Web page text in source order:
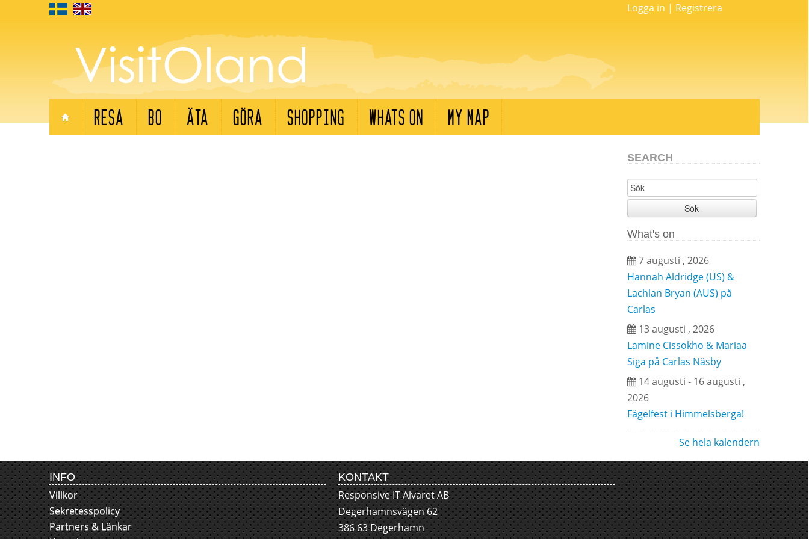
Logga in | Registrera
RESA BO ÄTA GÖRA SHOPPING WHATS ON MY MAP
SEARCH
Sök
What's on
7 augusti , 2026
Hannah Aldridge (US) &
Lachlan Bryan (AUS) på
Carlas
13 augusti , 2026
Lamine Cissokho & Mariaa
Siga på Carlas Näsby
14 augusti - 16 augusti ,
2026
Fågelfest i Himmelsberga!
Se hela kalendern
INFO
Villkor
Sekretesspolicy
Partners & Länkar
KONTAKT
Responsive IT Alvaret AB
Degerhamnsvägen 62
386 63 Degerhamn